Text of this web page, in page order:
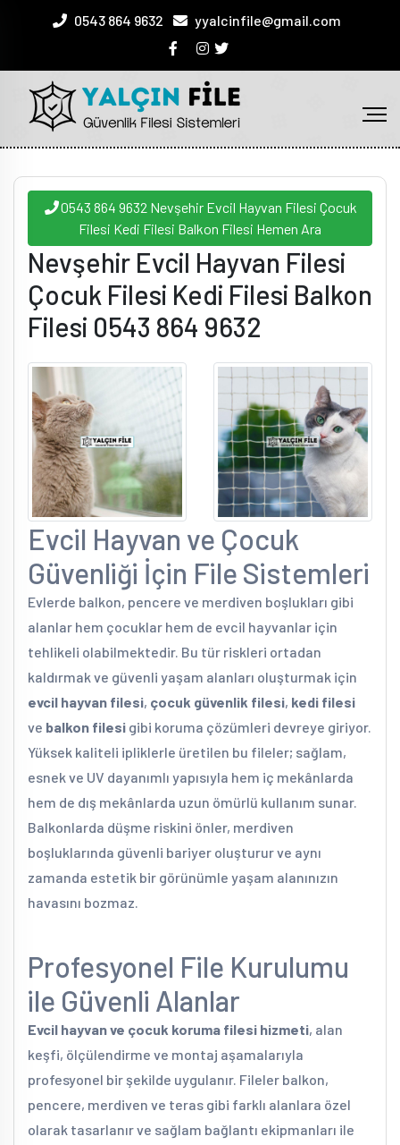
0543 864 9632 yyalcinfile@gmail.com
0543 864 9632 Nevşehir Evcil Hayvan Filesi Çocuk
Filesi Kedi Filesi Balkon Filesi Hemen Ara
Nevşehir Evcil Hayvan Filesi
Çocuk Filesi Kedi Filesi Balkon
Filesi 0543 864 9632
Evcil Hayvan ve Çocuk
Güvenliği İçin File Sistemleri
Evlerde balkon, pencere ve merdiven boşlukları gibi
alanlar hem çocuklar hem de evcil hayvanlar için
tehlikeli olabilmektedir. Bu tür riskleri ortadan
kaldırmak ve güvenli yaşam alanları oluşturmak için
evcil hayvan filesi, çocuk güvenlik filesi, kedi filesi
ve balkon filesi gibi koruma çözümleri devreye giriyor.
Yüksek kaliteli ipliklerle üretilen bu fileler; sağlam,
esnek ve UV dayanımlı yapısıyla hem iç mekânlarda
hem de dış mekânlarda uzun ömürlü kullanım sunar.
Balkonlarda düşme riskini önler, merdiven
boşluklarında güvenli bariyer oluşturur ve aynı
zamanda estetik bir görünümle yaşam alanınızın
havasını bozmaz.
Profesyonel File Kurulumu
ile Güvenli Alanlar
Evcil hayvan ve çocuk koruma filesi hizmeti, alan
keşfi, ölçülendirme ve montaj aşamalarıyla
profesyonel bir şekilde uygulanır. Fileler balkon,
pencere, merdiven ve teras gibi farklı alanlara özel
olarak tasarlanır ve sağlam bağlantı ekipmanları ile